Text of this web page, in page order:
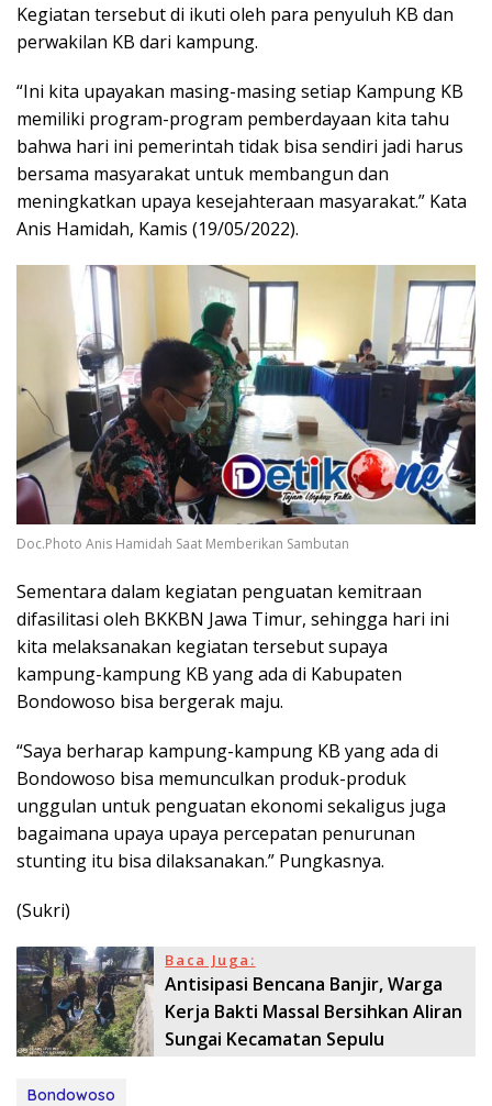
Kegiatan tersebut di ikuti oleh para penyuluh KB dan
perwakilan KB dari kampung.
“Ini kita upayakan masing-masing setiap Kampung KB
memiliki program-program pemberdayaan kita tahu
bahwa hari ini pemerintah tidak bisa sendiri jadi harus
bersama masyarakat untuk membangun dan
meningkatkan upaya kesejahteraan masyarakat.” Kata
Anis Hamidah, Kamis (19/05/2022).
Doc.Photo Anis Hamidah Saat Memberikan Sambutan
Sementara dalam kegiatan penguatan kemitraan
difasilitasi oleh BKKBN Jawa Timur, sehingga hari ini
kita melaksanakan kegiatan tersebut supaya
kampung-kampung KB yang ada di Kabupaten
Bondowoso bisa bergerak maju.
“Saya berharap kampung-kampung KB yang ada di
Bondowoso bisa memunculkan produk-produk
unggulan untuk penguatan ekonomi sekaligus juga
bagaimana upaya upaya percepatan penurunan
stunting itu bisa dilaksanakan.” Pungkasnya.
(Sukri)
Baca Juga:
Antisipasi Bencana Banjir, Warga
Kerja Bakti Massal Bersihkan Aliran
Sungai Kecamatan Sepulu
Bondowoso